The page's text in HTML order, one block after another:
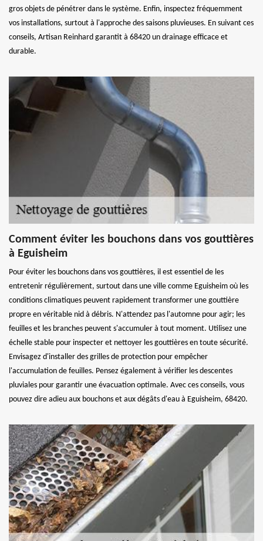
gros objets de pénétrer dans le système. Enfin, inspectez fréquemment
vos installations, surtout à l'approche des saisons pluvieuses. En suivant ces
conseils, Artisan Reinhard garantit à 68420 un drainage efficace et
durable.
Comment éviter les bouchons dans vos gouttières
à Eguisheim
Pour éviter les bouchons dans vos gouttières, il est essentiel de les
entretenir régulièrement, surtout dans une ville comme Eguisheim où les
conditions climatiques peuvent rapidement transformer une gouttière
propre en véritable nid à débris. N'attendez pas l'automne pour agir; les
feuilles et les branches peuvent s'accumuler à tout moment. Utilisez une
échelle stable pour inspecter et nettoyer les gouttières en toute sécurité.
Envisagez d'installer des grilles de protection pour empêcher
l'accumulation de feuilles. Pensez également à vérifier les descentes
pluviales pour garantir une évacuation optimale. Avec ces conseils, vous
pouvez dire adieu aux bouchons et aux dégâts d'eau à Eguisheim, 68420.